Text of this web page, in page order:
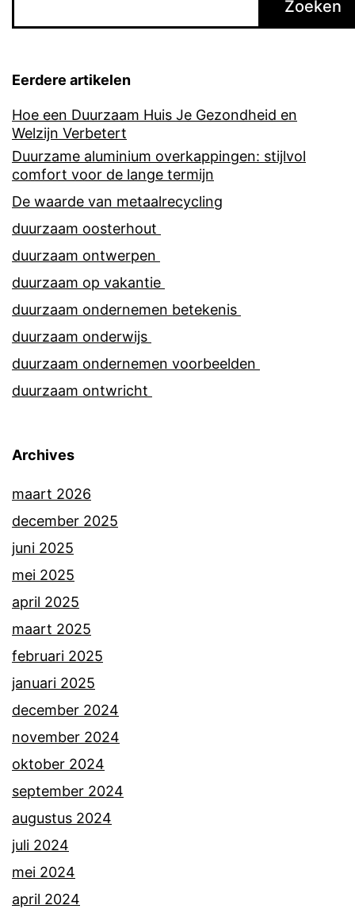
Zoeken
Eerdere artikelen
Hoe een Duurzaam Huis Je Gezondheid en
Welzijn Verbetert
Duurzame aluminium overkappingen: stijlvol
comfort voor de lange termijn
De waarde van metaalrecycling
duurzaam oosterhout
duurzaam ontwerpen
duurzaam op vakantie
duurzaam ondernemen betekenis
duurzaam onderwijs
duurzaam ondernemen voorbeelden
duurzaam ontwricht
Archives
maart 2026
december 2025
juni 2025
mei 2025
april 2025
maart 2025
februari 2025
januari 2025
december 2024
november 2024
oktober 2024
september 2024
augustus 2024
juli 2024
mei 2024
april 2024